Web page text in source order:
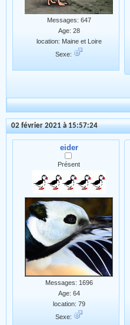
Messages: 647
Age: 28
location: Maine et Loire
Sexe:
02 février 2021 à 15:57:24
eider
Présent
Messages: 1696
Age: 64
location: 79
Sexe: